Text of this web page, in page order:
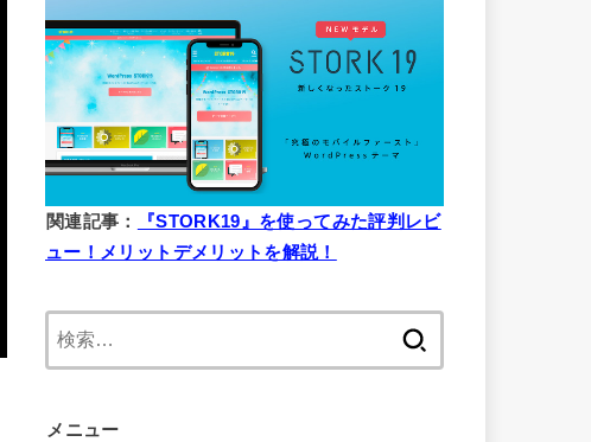
関連記事：
『STORK19』を使ってみた評判レビ
ュー！メリットデメリットを解説！
メニュー